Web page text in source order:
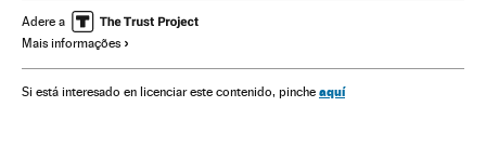
Competições Esportes
Adere a
Mais informações
Si está interesado en licenciar este contenido, pinche aquí